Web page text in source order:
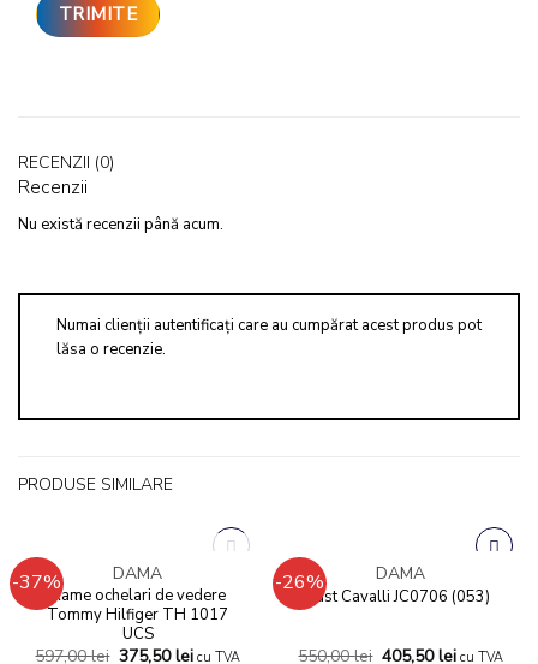
RECENZII (0)
Recenzii
Nu există recenzii până acum.
Numai clienții autentificați care au cumpărat acest produs pot
lăsa o recenzie.
PRODUSE SIMILARE
-37%
wishlist
STOC EPUIZAT
DAMA
Rame ochelari de vedere
Tommy Hilfiger TH 1017
UCS
597,00lei 375,50lei cu TVA
-26%
wishlist
DAMA
Just Cavalli JC0706 (053)
550,00lei 405,50lei cu TVA